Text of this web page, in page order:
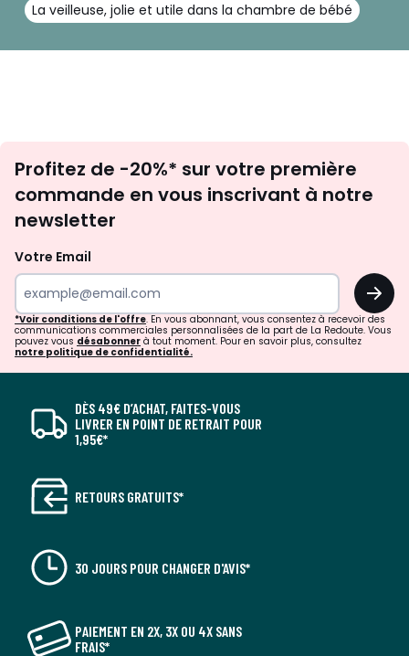
La veilleuse, jolie et utile dans la chambre de bébé
newsletter
Profitez de -20%* sur votre première
commande en vous inscrivant à notre
newsletter
Votre Email
OK
*Voir conditions de l'offre. En vous abonnant, vous consentez à recevoir des
communications commerciales personnalisées de la part de La Redoute. Vous
pouvez vous désabonner à tout moment. Pour en savoir plus, consultez
notre politique de confidentialité.
DÈS 49€ D’ACHAT, FAITES-VOUS
LIVRER EN POINT DE RETRAIT POUR
1,95€*
RETOURS GRATUITS*
30 JOURS POUR CHANGER D'AVIS*
PAIEMENT EN 2X, 3X OU 4X SANS
FRAIS*